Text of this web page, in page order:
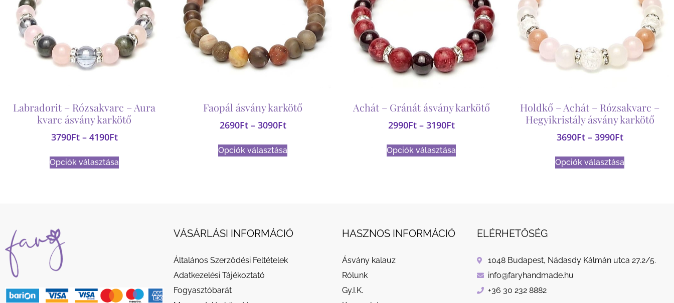
Labradorit – Rózsakvarc – Aura
kvarc ásvány karkötő
3790Ft – 4190Ft
Opciók választása
Faopál ásvány karkötő
2690Ft – 3090Ft
Opciók választása
Achát – Gránát ásvány karkötő
2990Ft – 3190Ft
Opciók választása
Holdkő – Achát – Rózsakvarc –
Hegyikristály ásvány karkötő
3690Ft – 3990Ft
Opciók választása
VÁSÁRLÁSI INFORMÁCIÓ
Általános Szerződési Feltételek
Adatkezelési Tájékoztató
Fogyasztóbarát
HASZNOS INFORMÁCIÓ
Ásvány kalauz
Rólunk
Gy.I.K.
ELÉRHETŐSÉG
1048 Budapest, Nádasdy Kálmán utca 27.2/5.
info@faryhandmade.hu
+36 30 232 8882